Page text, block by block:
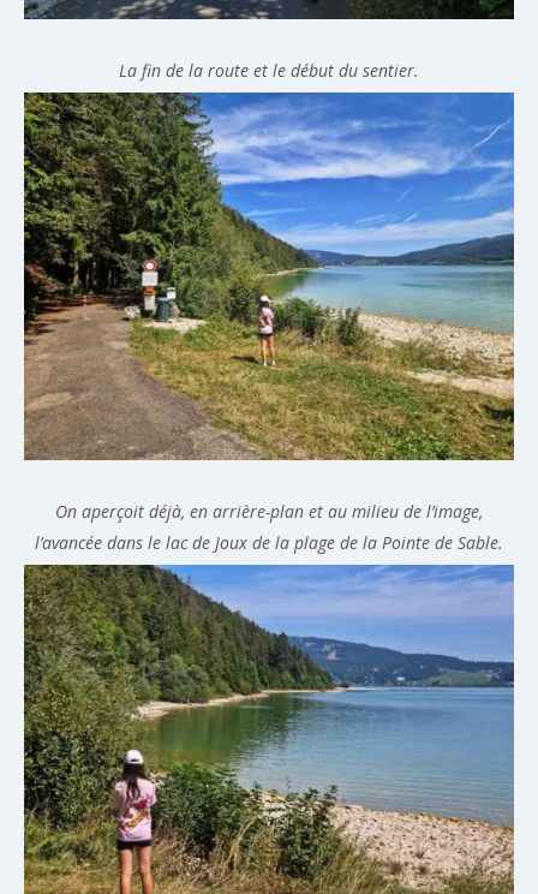
La fin de la route et le début du sentier.
On aperçoit déjà, en arrière-plan et au milieu de l’image,
l’avancée dans le lac de Joux de la plage de la Pointe de Sable.